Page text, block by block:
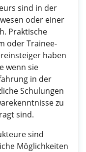
sind in der
oder einer
Praktische
oder Trainee-
haben
wenn sie
in der
Schulungen
zu
sind.
sind
Möglichkeiten